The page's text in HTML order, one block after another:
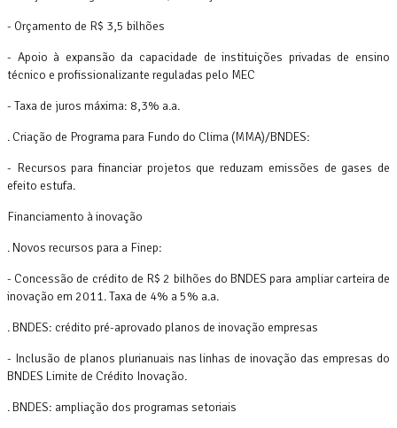
- Orçamento de R$ 3,5 bilhões
- Apoio à expansão da capacidade de instituições privadas de ensino
técnico e profissionalizante reguladas pelo MEC
- Taxa de juros máxima: 8,3% a.a.
. Criação de Programa para Fundo do Clima (MMA)/BNDES:
- Recursos para financiar projetos que reduzam emissões de gases de
efeito estufa.
Financiamento à inovação
. Novos recursos para a Finep:
- Concessão de crédito de R$ 2 bilhões do BNDES para ampliar carteira de
inovação em 2011. Taxa de 4% a 5% a.a.
. BNDES: crédito pré-aprovado planos de inovação empresas
- Inclusão de planos plurianuais nas linhas de inovação das empresas do
BNDES Limite de Crédito Inovação.
. BNDES: ampliação dos programas setoriais